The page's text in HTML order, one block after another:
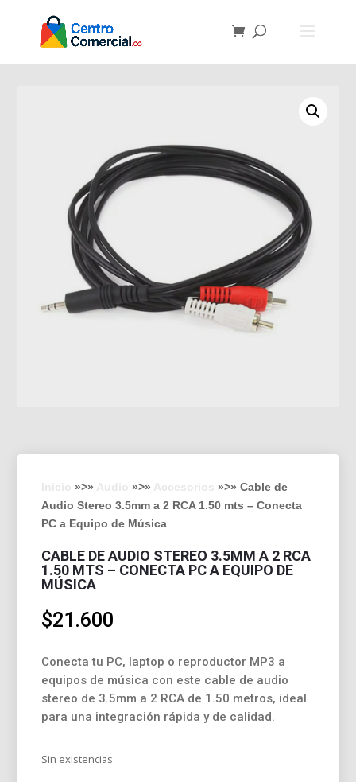
»>» »>»
»>» Cable de
Audio Stereo 3.5mm a 2 RCA 1.50 mts – Conecta
PC a Equipo de Música
CABLE DE AUDIO STEREO 3.5MM A 2 RCA
1.50 MTS – CONECTA PC A EQUIPO DE
MÚSICA
$21.600
Conecta tu PC, laptop o reproductor MP3 a
equipos de música con este cable de audio
stereo de 3.5mm a 2 RCA de 1.50 metros, ideal
para una integración rápida y de calidad.
Sin existencias